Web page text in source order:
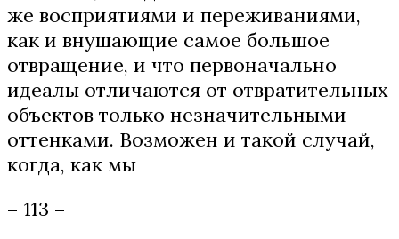
же восприятиями и переживаниями,
как и внушающие самое большое
отвращение, и что первоначально
идеалы отличаются от отвратительных
объектов только незначительными
оттенками. Возможен и такой случай,
когда, как мы
– 113 –